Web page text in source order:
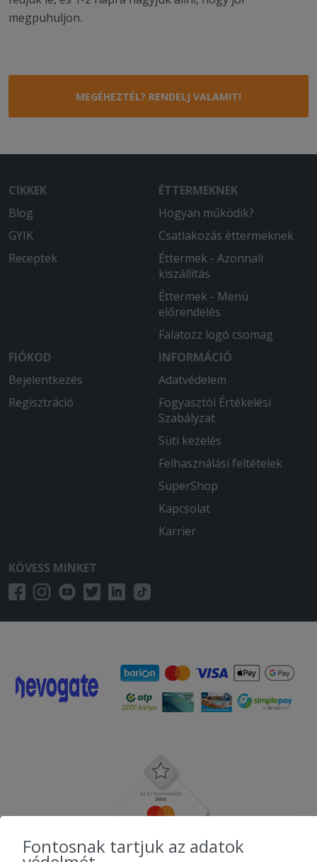
megpuhuljon.
MEGÉHEZTÉL? RENDELJ VALAMIT!
CIKKEK
Blog
GYIK
Receptek
ÉTTERMEKNEK
Hogyan működik?
Csatlakozás éttermeknek
Éttermek - Azonnali
kiszállítás
Éttermek - Menü
előrendelés
Falatozz logó csomag
FIÓKOD
Bejelentkezés
Regisztráció
INFORMÁCIÓ
Adatvédelem
Fogyasztói Értékelési
Szabályzat
Süti kezelés
Felhasználási feltételek
SuperShop
Kapcsolat
Karrier
KÖVESS MINKET
Fontosnak tartjuk az adatok